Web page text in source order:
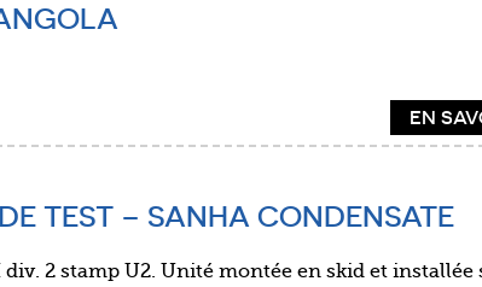
EN
TEST – SANHA CONDENSATE
2 stamp U2. Unité montée en skid et installée